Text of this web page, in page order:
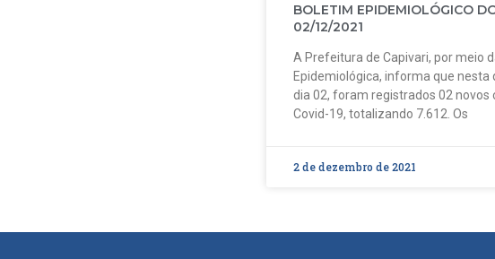
BOLETIM EPIDEMIOLÓGICO
02/12/2021
A Prefeitura de Capivari, por meio
Epidemiológica, informa que nesta
dia 02, foram registrados 02 novos
Covid-19, totalizando 7.612. Os
2 de dezembro de 2021